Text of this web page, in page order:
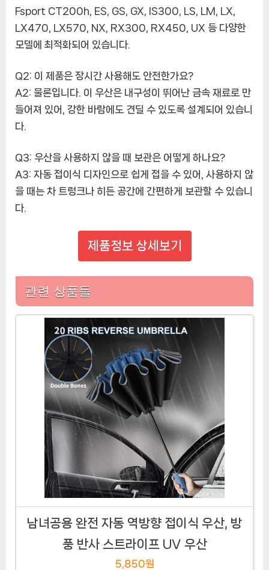
Fsport CT200h, ES, GS, GX, IS300, LS, LM, LX,
LX470, LX570, NX, RX300, RX450, UX 등 다양한
모델에 최적화되어 있습니다.
Q2: 이 제품은 장시간 사용해도 안전한가요?
A2: 물론입니다. 이 우산은 내구성이 뛰어난 금속 재료로 만
들어져 있어, 강한 바람에도 견딜 수 있도록 설계되어 있습니
다.
Q3: 우산을 사용하지 않을 때 보관은 어떻게 하나요?
A3: 자동 접이식 디자인으로 쉽게 접을 수 있어, 사용하지 않
을 때는 차 트렁크나 히든 공간에 간편하게 보관할 수 있습니
다.
제품정보 상세보기
관련 상품들
남녀공용 완전 자동 역방향 접이식 우산, 방
풍 반사 스트라이프 UV 우산
5,850원